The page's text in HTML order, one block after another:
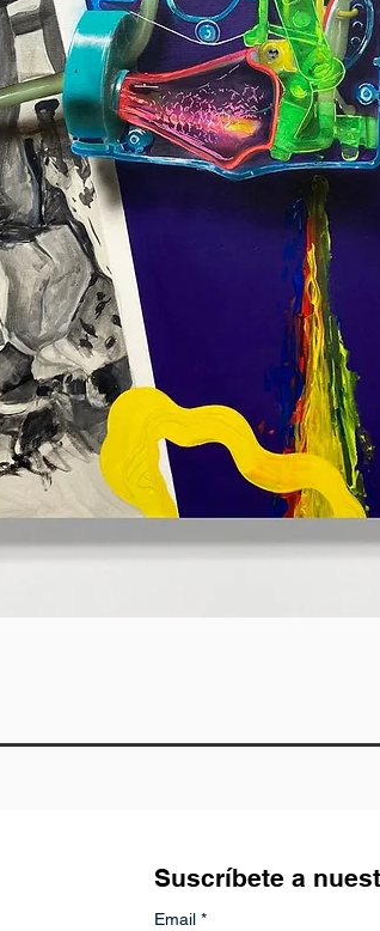
Suscríbete a
Email *